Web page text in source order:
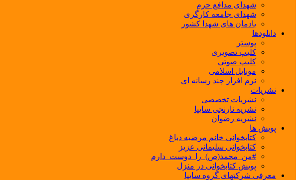
شهدای مدافع حرم
شهدای جامعه کارگری
یادمان های شهدا کشور
دانلودها
پوستر
کلیپ تصویری
کلیپ صوتی
موبایل اسلامی
نرم افزار چند رسانه ای
نشریات
نشریات تخصصی
نشریه نارنجی سایپا
نشریه رضوان
پویش ها
کتابخوانی خانم مرضیه دباغ
کتابخوانی سلیمانی عزیز
#من_محمد(ص)_را_دوست_دارم
پویش کتابخوانی در منزل
معرفی شرکتهای گروه سایپا